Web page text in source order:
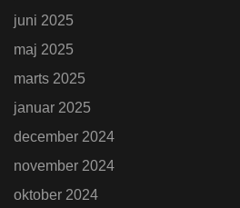
juni 2025
maj 2025
marts 2025
januar 2025
december 2024
november 2024
oktober 2024